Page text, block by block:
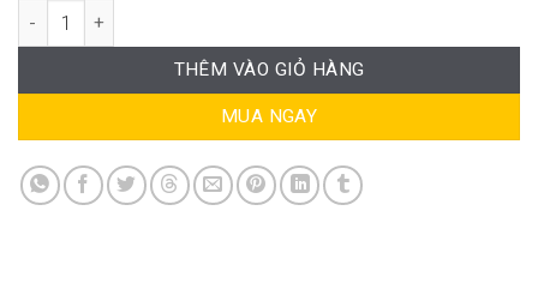
Ghế Xoay Văn Phòng Cao Cấp AT-WC053 số lượng
THÊM VÀO GIỎ HÀNG
MUA NGAY